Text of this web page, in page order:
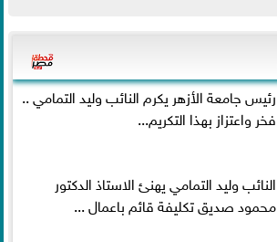
رئيس جامعة الأزهر يكرم النائب وليد التمامي ..
فخر واعتزاز بهذا التكريم...
النائب وليد التمامي يهنئ الاستاذ الدكتور
محمود صديق تكليفة قائم باعمال ...